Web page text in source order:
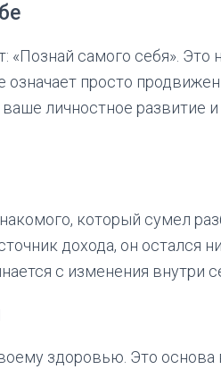
самого себя». Это
означает просто
личностное развитие
который сумел
дохода, он остался
с изменения внутри
здоровью. Это основа